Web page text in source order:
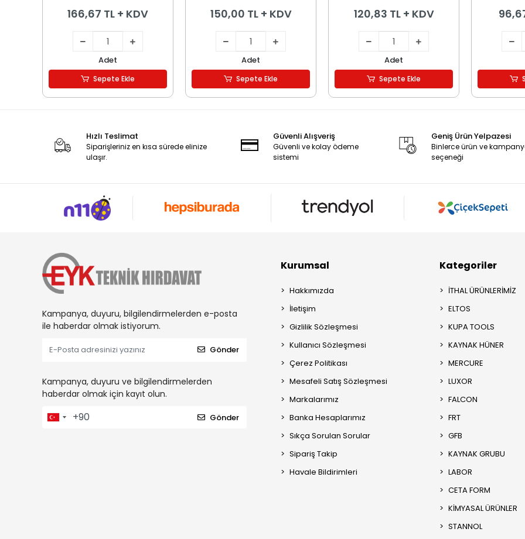
166,67 TL + KDV
Adet
Sepete Ekle
150,00 TL + KDV
Adet
Sepete Ekle
120,83 TL + KDV
Adet
Sepete Ekle
Hızlı Teslimat
Siparişleriniz en kısa sürede elinize
ulaşır.
Güvenli Alışveriş
Güvenli ve kolay ödeme
sistemi
Geniş Ürün Yelpazesi
Binlerce ürün ve
seçeneği
Kampanya, duyuru, bilgilendirmelerden e-posta
ile haberdar olmak istiyorum.
Gönder
Kampanya, duyuru ve bilgilendirmelerden
haberdar olmak için kayıt olun.
Gönder
Kurumsal
Hakkımızda
İletişim
Gizlilik Sözleşmesi
Kullanıcı Sözleşmesi
Çerez Politikası
Mesafeli Satış Sözleşmesi
Markalarımız
Banka Hesaplarımız
Sıkça Sorulan Sorular
Sipariş Takip
Havale Bildirimleri
Kategoriler
İTHAL ÜRÜNLERİMİZ
ELTOS
KUPA TOOLS
KAYNAK HÜNER
MERCURE
LUXOR
FALCON
FRT
GFB
KAYNAK GRUBU
LABOR
CETA FORM
KİMYASAL ÜRÜNLER
STANNOL